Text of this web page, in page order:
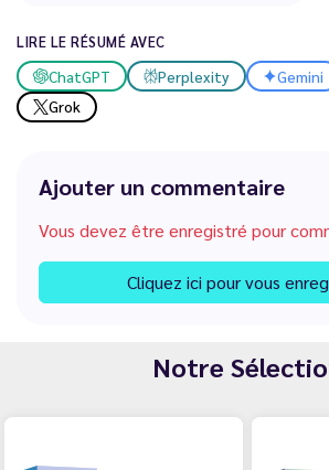
LIRE LE RÉSUMÉ AVEC
ChatGPT Perplexity Gemini
Grok
Ajouter un commentaire
Vous devez être enregistré pour
Cliquez ici pour vous
Notre